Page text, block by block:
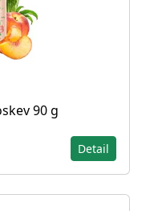
90 g
Detail